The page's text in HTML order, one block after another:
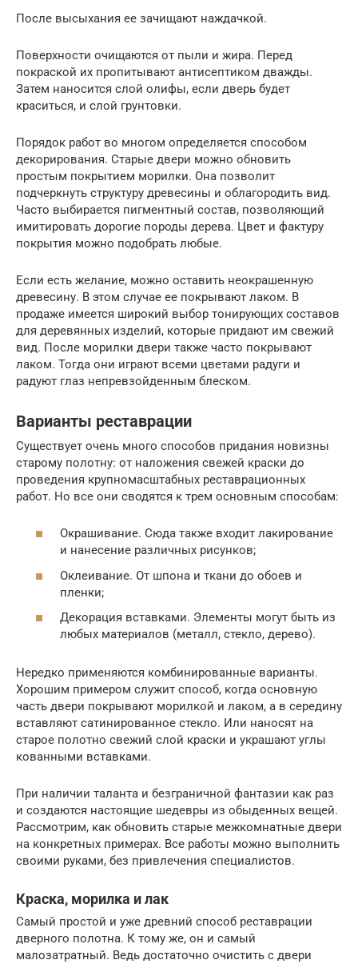
После высыхания ее зачищают наждачкой.
Поверхности очищаются от пыли и жира. Перед
покраской их пропитывают антисептиком дважды.
Затем наносится слой олифы, если дверь будет
краситься, и слой грунтовки.
Порядок работ во многом определяется способом
декорирования. Старые двери можно обновить
простым покрытием морилки. Она позволит
подчеркнуть структуру древесины и облагородить вид.
Часто выбирается пигментный состав, позволяющий
имитировать дорогие породы дерева. Цвет и фактуру
покрытия можно подобрать любые.
Если есть желание, можно оставить неокрашенную
древесину. В этом случае ее покрывают лаком. В
продаже имеется широкий выбор тонирующих составов
для деревянных изделий, которые придают им свежий
вид. После морилки двери также часто покрывают
лаком. Тогда они играют всеми цветами радуги и
радуют глаз непревзойденным блеском.
Варианты реставрации
Существует очень много способов придания новизны
старому полотну: от наложения свежей краски до
проведения крупномасштабных реставрационных
работ. Но все они сводятся к трем основным способам:
Окрашивание. Сюда также входит лакирование
и нанесение различных рисунков;
Оклеивание. От шпона и ткани до обоев и
пленки;
Декорация вставками. Элементы могут быть из
любых материалов (металл, стекло, дерево).
Нередко применяются комбинированные варианты.
Хорошим примером служит способ, когда основную
часть двери покрывают морилкой и лаком, а в середину
вставляют сатинированное стекло. Или наносят на
старое полотно свежий слой краски и украшают углы
кованными вставками.
При наличии таланта и безграничной фантазии как раз
и создаются настоящие шедевры из обыденных вещей.
Рассмотрим, как обновить старые межкомнатные двери
на конкретных примерах. Все работы можно выполнить
своими руками, без привлечения специалистов.
Краска, морилка и лак
Самый простой и уже древний способ реставрации
дверного полотна. К тому же, он и самый
малозатратный. Ведь достаточно очистить с двери